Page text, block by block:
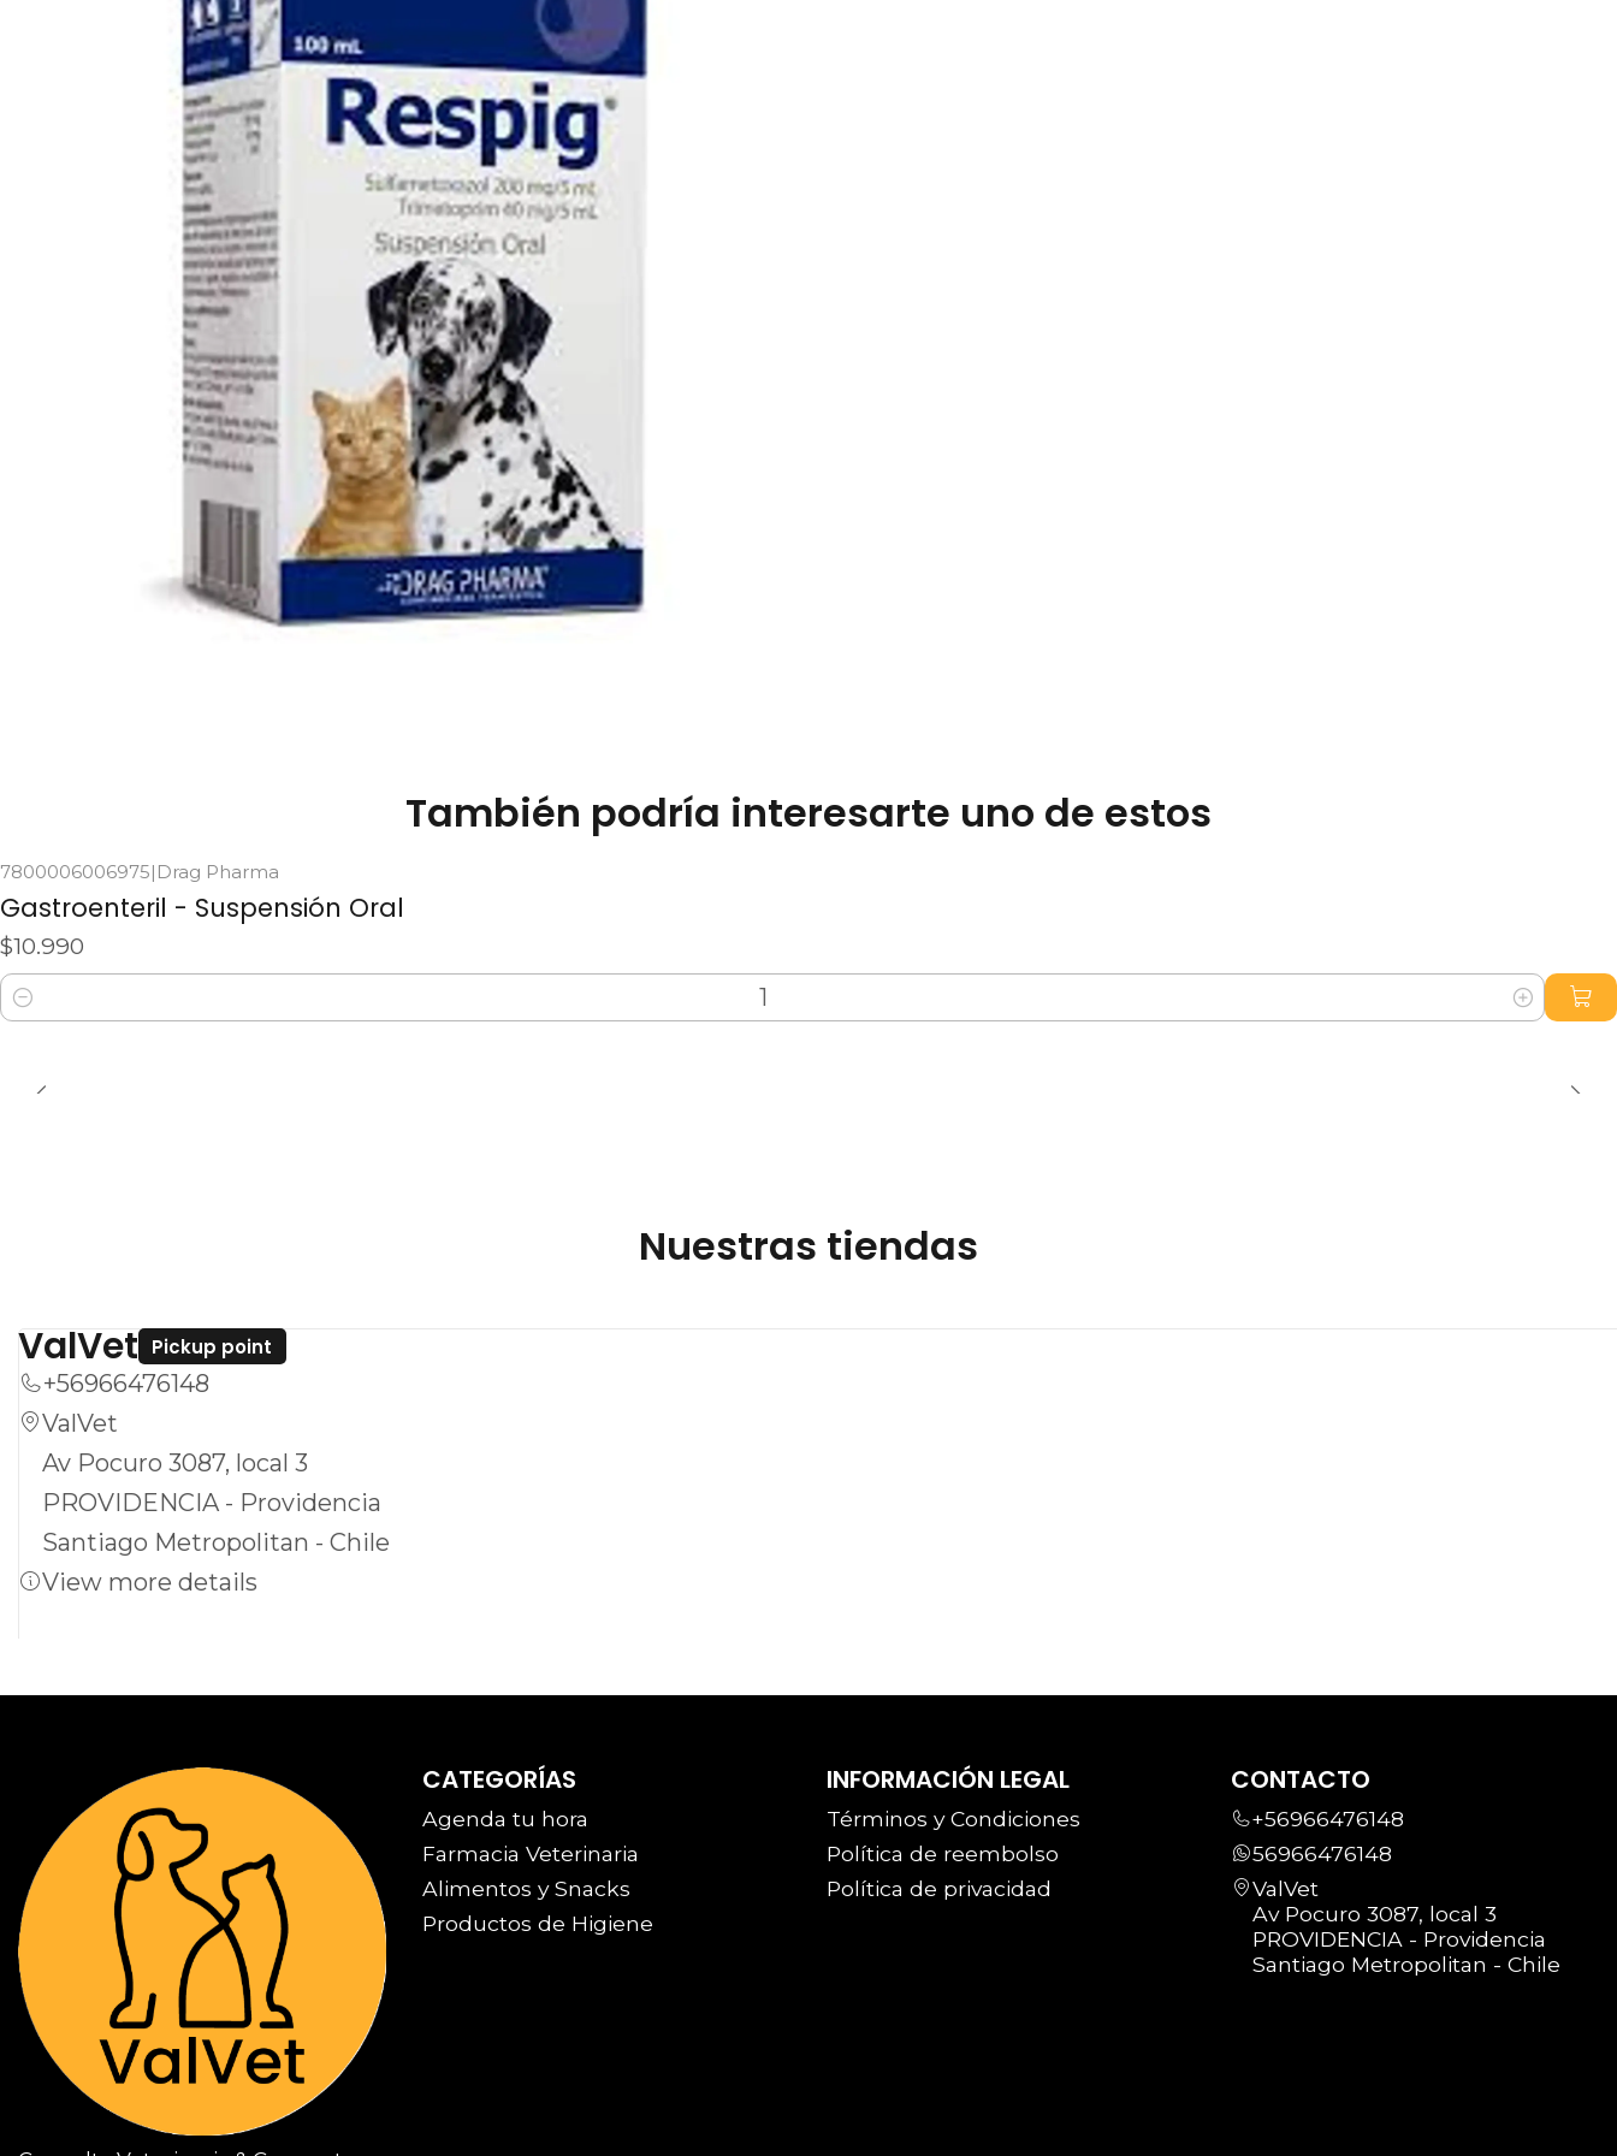
También podría interesarte uno de estos
7800006006975| Drag Pharma
Gastroenteril - Suspensión Oral
$10.990
Cantidad
Nuestras tiendas
ValVet Pickup point
+56966476148
ValVet
Av Pocuro 3087, local 3
PROVIDENCIA - Providencia
Santiago Metropolitan - Chile
View more details
CATEGORÍAS
Agenda tu hora
Farmacia Veterinaria
Alimentos y Snacks
Productos de Higiene
INFORMACIÓN LEGAL
Términos y Condiciones
Política de reembolso
Política de privacidad
CONTACTO
+56966476148
56966476148
ValVet
Av Pocuro 3087, local 3
PROVIDENCIA - Providencia
Santiago Metropolitan - Chile